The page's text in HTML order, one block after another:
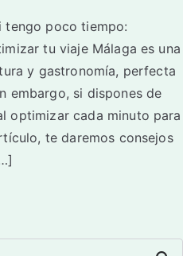
tengo poco tiempo:
tu viaje Málaga es una
y gastronomía, perfecta
embargo, si dispones de
optimizar cada minuto para
te daremos consejos